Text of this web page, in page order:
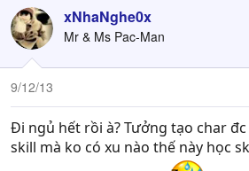
xNhaNghe0x
Mr & Ms Pac-Man
9/12/13
Đi ngủ hết rồi à? Tưởng tạo char đc
skill mà ko có xu nào thế này học